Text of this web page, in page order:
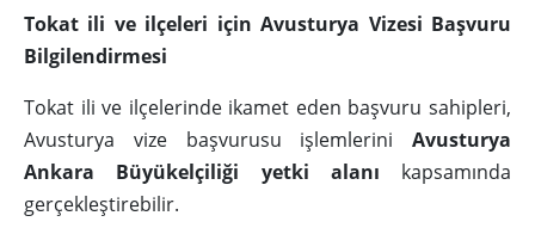
Tokat ili ve ilçeleri için Avusturya Vizesi Başvuru
Bilgilendirmesi
Tokat ili ve ilçelerinde ikamet eden başvuru sahipleri,
Avusturya vize başvurusu işlemlerini Avusturya
Ankara Büyükelçiliği yetki alanı kapsamında
gerçekleştirebilir.